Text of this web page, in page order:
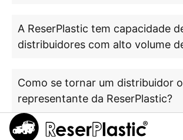
A ReserPlastic tem capacidade
distribuidores com alto volume
Como se tornar um distribuidor
representante da ReserPlastic?